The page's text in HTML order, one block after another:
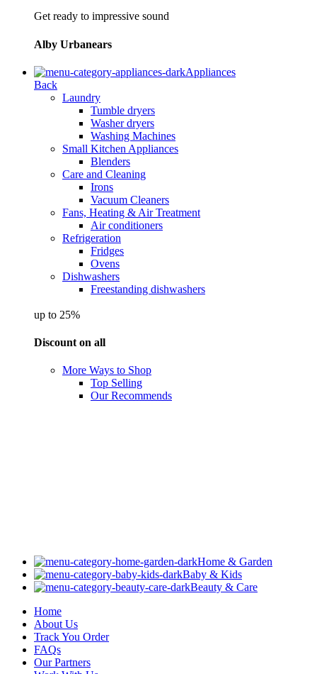
Get ready to impressive sound
Alby Urbanears
Appliances
Back
Laundry
Tumble dryers
Washer dryers
Washing Machines
Small Kitchen Appliances
Blenders
Care and Cleaning
Irons
Vacuum Cleaners
Fans, Heating & Air Treatment
Air conditioners
Refrigeration
Fridges
Ovens
Dishwashers
Freestanding dishwashers
up to 25%
Discount on all
More Ways to Shop
Top Selling
Our Recommends
Home & Garden
Baby & Kids
Beauty & Care
Home
About Us
Track You Order
FAQs
Our Partners